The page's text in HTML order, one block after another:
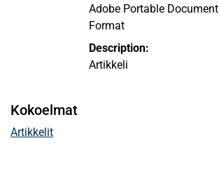
Adobe Portable Document
Format
Description:
Artikkeli
Kokoelmat
Artikkelit